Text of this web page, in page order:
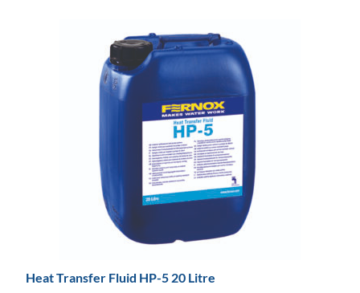
Heat Transfer Fluid HP-5 20 Litre